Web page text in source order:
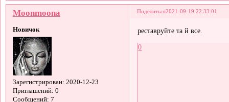
Поделиться2021-09-19 22:33:01
Moonmoona
Новичок
Зарегистрирован: 2020-12-23
Приглашений: 0
Сообщений: 7
реставруйте та й все.
0